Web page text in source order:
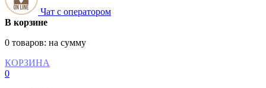
Чат с оператором
В корзине
0 товаров: на сумму
КОРЗИНА
0